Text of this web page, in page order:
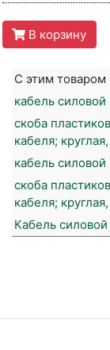
В корзину
С этим товаром
кабель
скоба
кабеля;
кабель
скоба
кабеля;
Кабель